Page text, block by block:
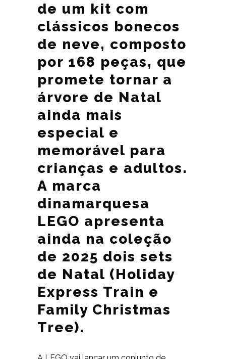
de um kit com
clássicos bonecos
de neve, composto
por 168 peças, que
promete tornar a
árvore de Natal
ainda mais
especial e
memorável para
crianças e adultos.
A marca
dinamarquesa
LEGO apresenta
ainda na coleção
de 2025 dois sets
de Natal (Holiday
Express Train e
Family Christmas
Tree).